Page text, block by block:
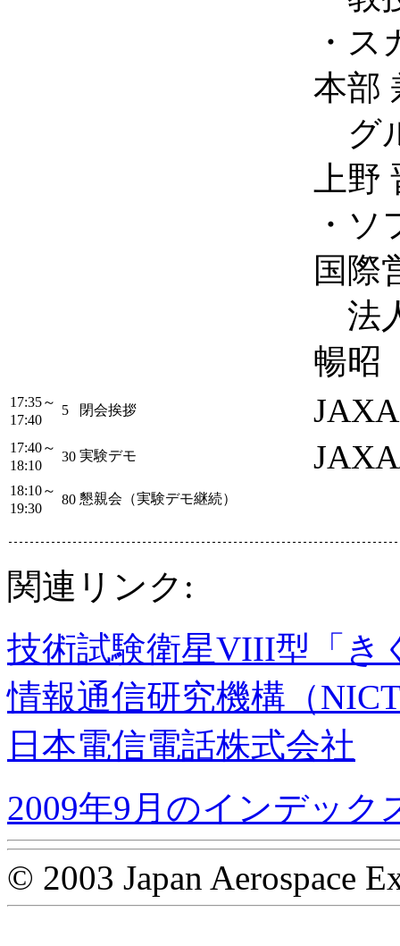
・
本部
グ
上野
・
国際
法
暢昭
17:35～
17:40
5 閉会挨拶
17:40～
18:10
30 実験デモ
18:10～
19:30
80 懇親会（実験デモ継続）
関連リンク:
技術試験衛星VIII型「き
情報通信研究機構（
日本電信電話株式会社
2009年9月のインデック
© 2003 Japan Aerospace